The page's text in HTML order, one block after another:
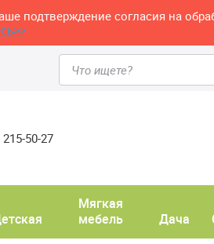
подтверждение согласия на
50-27
Мягкая
мебель
Дача